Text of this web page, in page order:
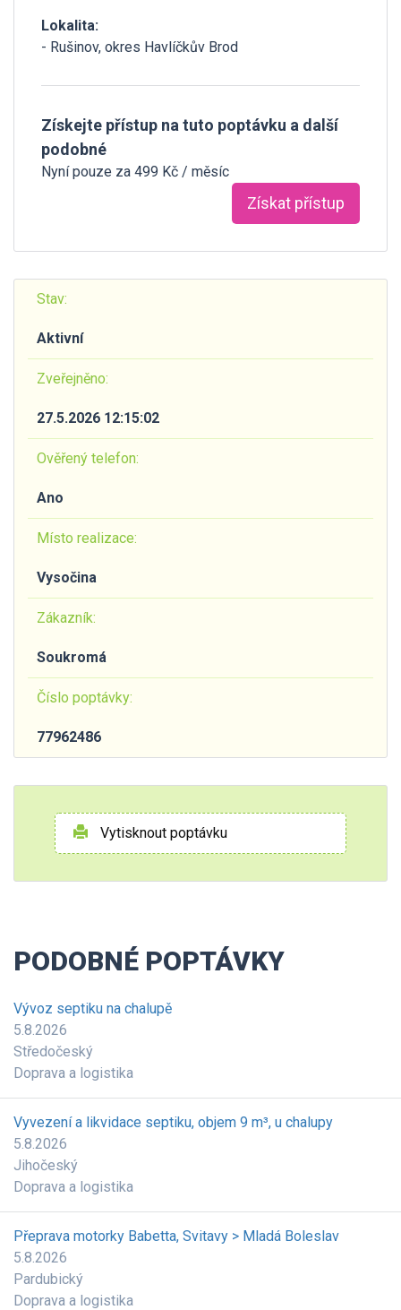
Lokalita:
- Rušinov, okres Havlíčkův Brod
Získejte přístup na tuto poptávku a další
podobné
Nyní pouze za 499 Kč / měsíc
Získat přístup
Stav:
Aktivní
Zveřejněno:
27.5.2026 12:15:02
Ověřený telefon:
Ano
Místo realizace:
Vysočina
Zákazník:
Soukromá
Číslo poptávky:
77962486
Vytisknout poptávku
PODOBNÉ POPTÁVKY
Vývoz septiku na chalupě
5.8.2026
Středočeský
Doprava a logistika
Vyvezení a likvidace septiku, objem 9 m³, u chalupy
5.8.2026
Jihočeský
Doprava a logistika
Přeprava motorky Babetta, Svitavy > Mladá Boleslav
5.8.2026
Pardubický
Doprava a logistika